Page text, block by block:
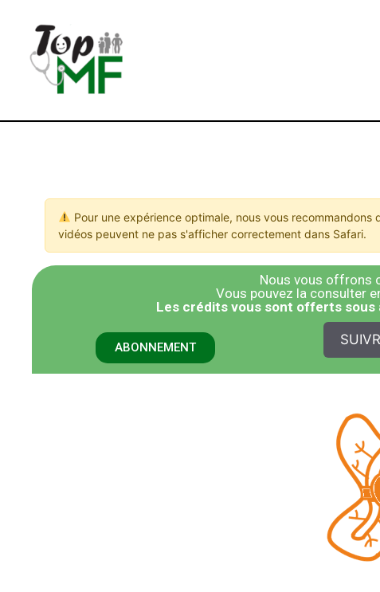
Pour une expérience optimale, nous vous recommandons
vidéos peuvent ne pas s'afficher correctement dans Safari.
Nous vous offrons
Vous pouvez la consulter
​Les crédits vous sont offerts sous
ABONNEMENT